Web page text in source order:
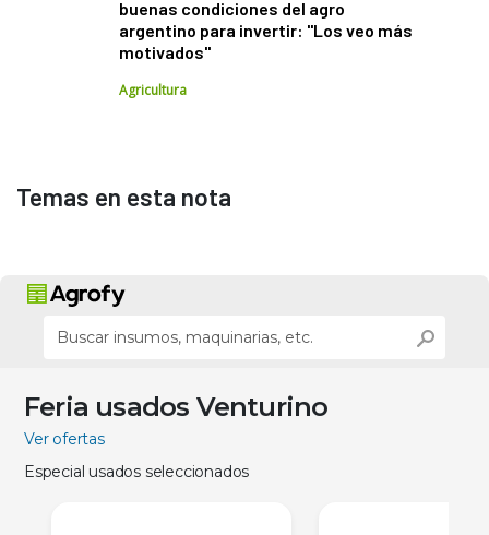
buenas condiciones del agro
argentino para invertir: "Los veo más
motivados"
Agricultura
Temas en esta nota
Feria usados Venturino
Ver ofertas
Especial usados seleccionados